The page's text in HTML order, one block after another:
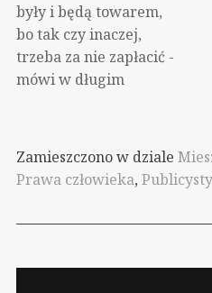
były i będą towarem,
bo tak czy inaczej,
trzeba za nie zapłacić -
mówi w długim
przedstawiciel firmy
doradczej z rynku
nieruchomości. W ten
Zamieszczono w dziale
Prawa człowieka,